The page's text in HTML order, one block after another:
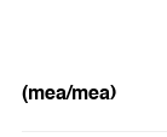
(mea/mea)